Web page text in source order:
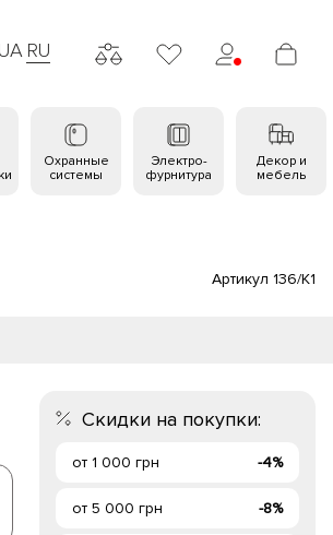
UA RU
Охранные
системы
Электро-
фурнитура
Декор и
мебель
Артикул 136/K1
Скидки на покупки:
от 1 000 грн -4%
от 5 000 грн -8%